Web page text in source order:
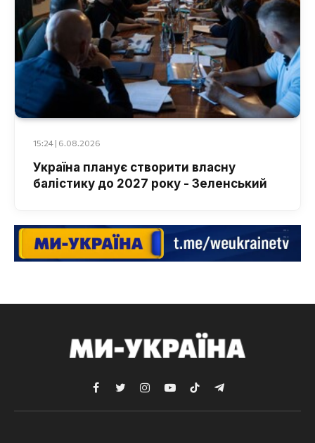
15:24 | 6.08.2026
Україна планує створити власну
балістику до 2027 року - Зеленський
FacebookTwitterInstagramYouTubeTikTokTelegram